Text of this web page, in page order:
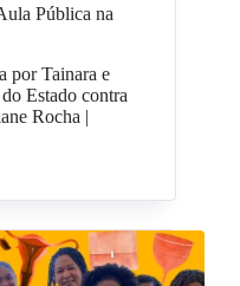
Pública na
por Tainara e
Estado contra
Rocha |